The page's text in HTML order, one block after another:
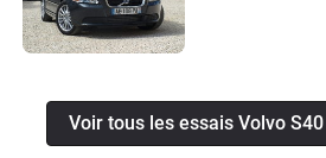
Voir tous les essais Volvo